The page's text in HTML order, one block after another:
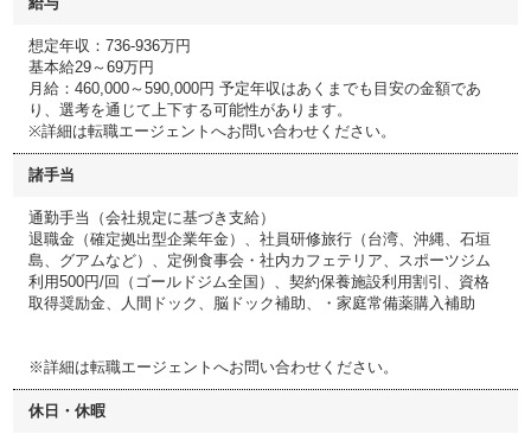
想定年収：736-936万円
基本給29～69万円
月給：460,000～590,000円 予定年収はあくまでも目安の金額であ
り、選考を通じて上下する可能性があります。
※詳細は転職エージェントへお問い合わせください。
諸手当
通勤手当（会社規定に基づき支給）
退職金（確定拠出型企業年金）、社員研修旅行（台湾、沖縄、石垣
島、グアムなど）、定例食事会・社内カフェテリア、スポーツジム
利用500円/回（ゴールドジム全国）、契約保養施設利用割引、資格
取得奨励金、人間ドック、脳ドック補助、・家庭常備薬購入補助
※詳細は転職エージェントへお問い合わせください。
休日・休暇